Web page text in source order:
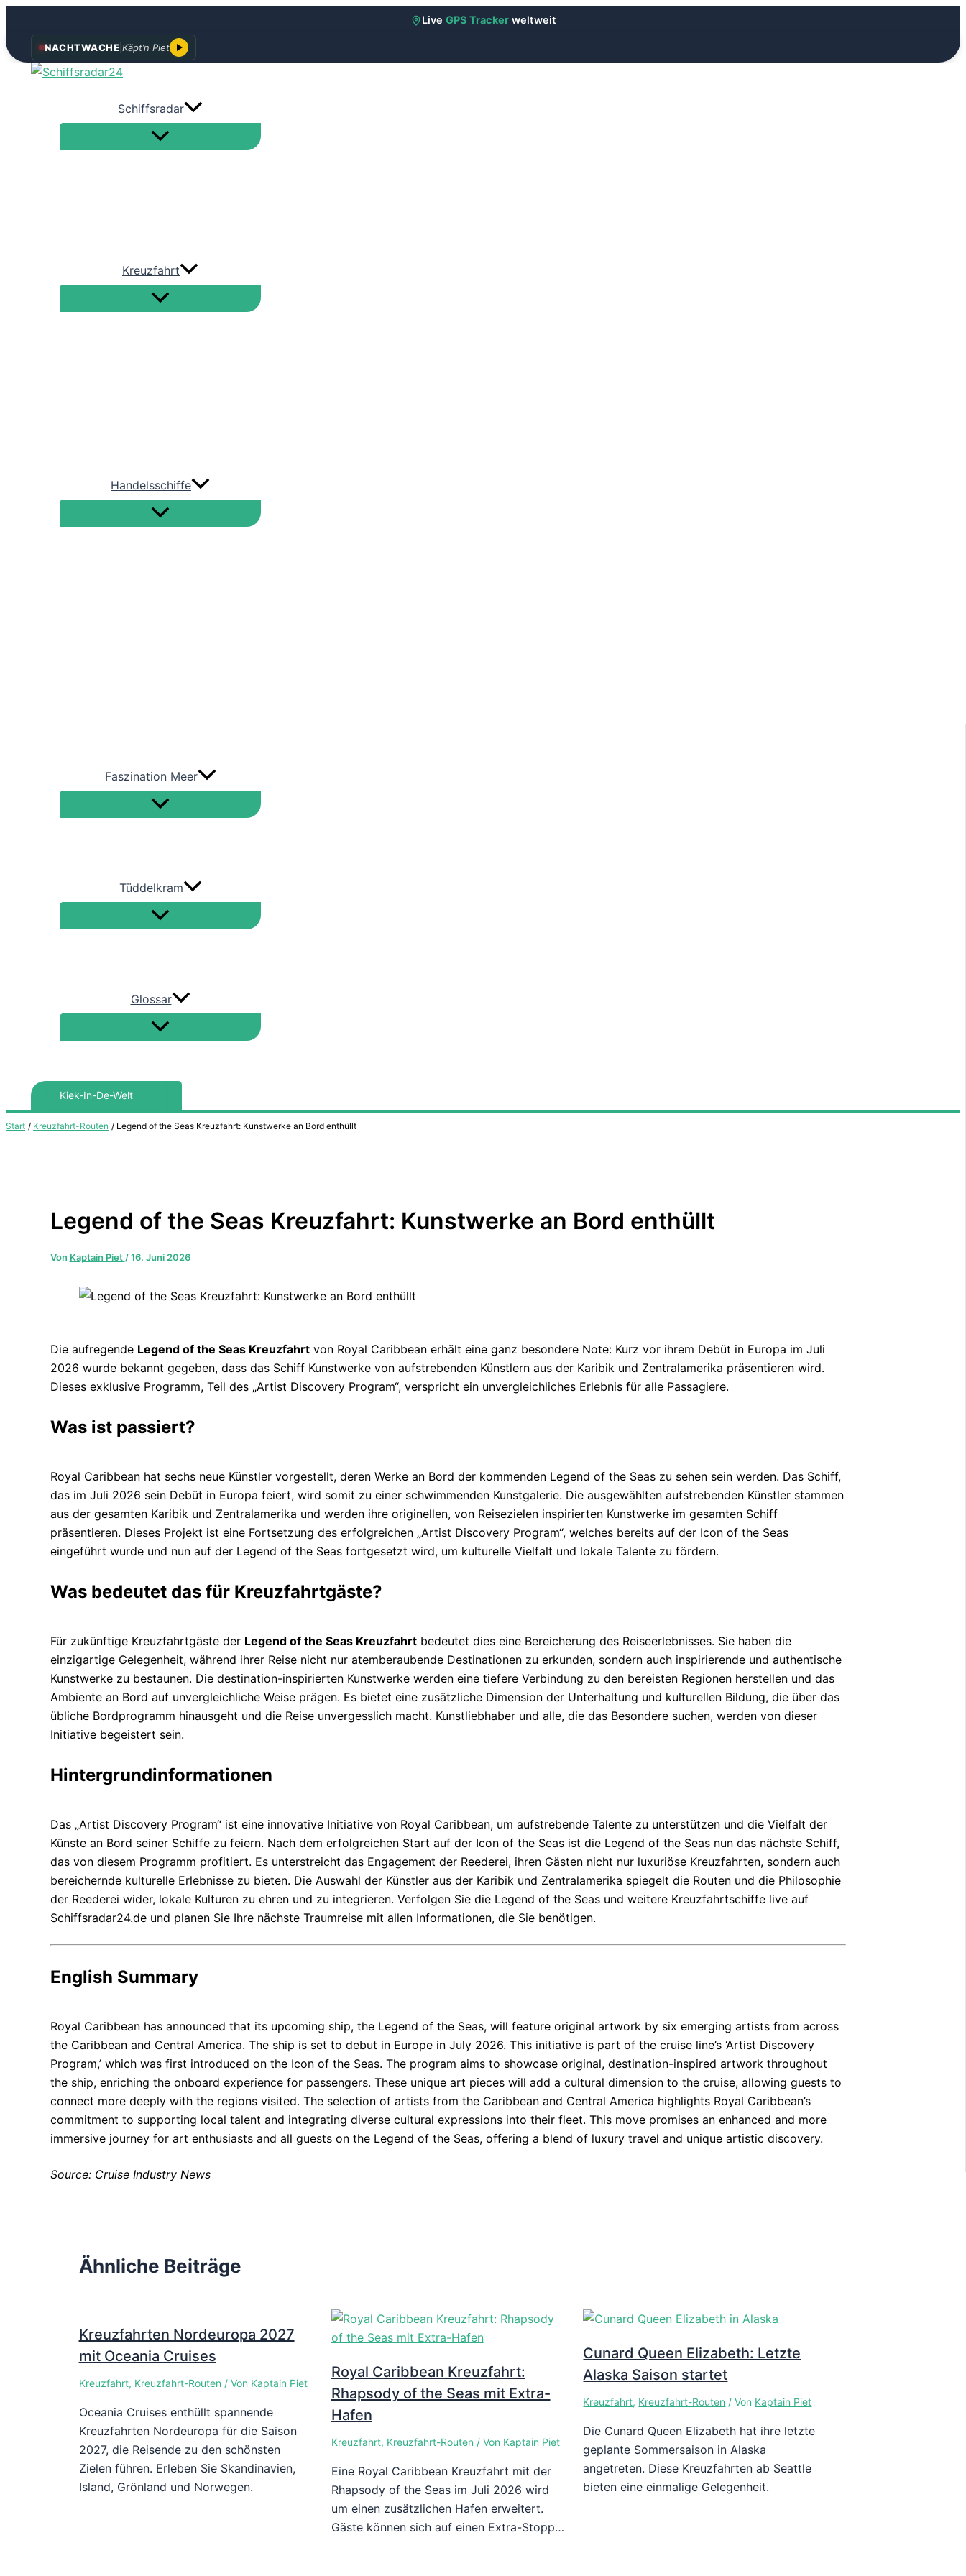
Live GPS Trackerweltweit
Zum
Inhalt
springen
NACHTWACHE Käpt’n Piet
Schiffsradar
Kreuzfahrt
Handelsschiffe
Faszination Meer
Tüddelkram
Glossar
Start Kreuzfahrt-Routen Legend of the Seas Kreuzfahrt: Kunstwerke an Bord enthüllt
Legend of the Seas Kreuzfahrt: Kunstwerke an Bord enthüllt
Von Kaptain Piet /16. Juni 2026
Die aufregende Legend of the Seas Kreuzfahrtvon Royal Caribbean erhält eine ganz besondere Note: Kurz vor ihrem Debüt in Europa im Juli
2026 wurde bekannt gegeben, dass das Schiff Kunstwerke von aufstrebenden Künstlern aus der Karibik und Zentralamerika präsentieren wird.
Dieses exklusive Programm, Teil des „Artist Discovery Program“, verspricht ein unvergleichliches Erlebnis für alle Passagiere.
Was ist passiert?
Royal Caribbean hat sechs neue Künstler vorgestellt, deren Werke an Bord der kommenden Legend of the Seas zu sehen sein werden. Das Schiff,
das im Juli 2026 sein Debüt in Europa feiert, wird somit zu einer schwimmenden Kunstgalerie. Die ausgewählten aufstrebenden Künstler stammen
aus der gesamten Karibik und Zentralamerika und werden ihre originellen, von Reisezielen inspirierten Kunstwerke im gesamten Schiff
präsentieren. Dieses Projekt ist eine Fortsetzung des erfolgreichen „Artist Discovery Program“, welches bereits auf der Icon of the Seas
eingeführt wurde und nun auf der Legend of the Seas fortgesetzt wird, um kulturelle Vielfalt und lokale Talente zu fördern.
Was bedeutet das für Kreuzfahrtgäste?
Für zukünftige Kreuzfahrtgäste der Legend of the Seas Kreuzfahrtbedeutet dies eine Bereicherung des Reiseerlebnisses. Sie haben die
einzigartige Gelegenheit, während ihrer Reise nicht nur atemberaubende Destinationen zu erkunden, sondern auch inspirierende und authentische
Kunstwerke zu bestaunen. Die destination-inspirierten Kunstwerke werden eine tiefere Verbindung zu den bereisten Regionen herstellen und das
Ambiente an Bord auf unvergleichliche Weise prägen. Es bietet eine zusätzliche Dimension der Unterhaltung und kulturellen Bildung, die über das
übliche Bordprogramm hinausgeht und die Reise unvergesslich macht. Kunstliebhaber und alle, die das Besondere suchen, werden von dieser
Initiative begeistert sein.
Hintergrundinformationen
Das „Artist Discovery Program“ ist eine innovative Initiative von Royal Caribbean, um aufstrebende Talente zu unterstützen und die Vielfalt der
Künste an Bord seiner Schiffe zu feiern. Nach dem erfolgreichen Start auf der Icon of the Seas ist die Legend of the Seas nun das nächste Schiff,
das von diesem Programm profitiert. Es unterstreicht das Engagement der Reederei, ihren Gästen nicht nur luxuriöse Kreuzfahrten, sondern auch
bereichernde kulturelle Erlebnisse zu bieten. Die Auswahl der Künstler aus der Karibik und Zentralamerika spiegelt die Routen und die Philosophie
der Reederei wider, lokale Kulturen zu ehren und zu integrieren. Verfolgen Sie die Legend of the Seas und weitere Kreuzfahrtschiffe live auf
Schiffsradar24.de und planen Sie Ihre nächste Traumreise mit allen Informationen, die Sie benötigen.
English Summary
Royal Caribbean has announced that its upcoming ship, the Legend of the Seas, will feature original artwork by six emerging artists from across
the Caribbean and Central America. The ship is set to debut in Europe in July 2026. This initiative is part of the cruise line’s ‘Artist Discovery
Program,’ which was first introduced on the Icon of the Seas. The program aims to showcase original, destination-inspired artwork throughout
the ship, enriching the onboard experience for passengers. These unique art pieces will add a cultural dimension to the cruise, allowing guests to
connect more deeply with the regions visited. The selection of artists from the Caribbean and Central America highlights Royal Caribbean’s
commitment to supporting local talent and integrating diverse cultural expressions into their fleet. This move promises an enhanced and more
immersive journey for art enthusiasts and all guests on the Legend of the Seas, offering a blend of luxury travel and unique artistic discovery.
Source: Cruise Industry News
Ähnliche Beiträge
Kreuzfahrten Nordeuropa 2027
mit Oceania Cruises
Kreuzfahrt, Kreuzfahrt-Routen / Von Kaptain Piet
Oceania Cruises enthüllt spannende
Kreuzfahrten Nordeuropa für die Saison
2027, die Reisende zu den schönsten
Zielen führen. Erleben Sie Skandinavien,
Island, Grönland und Norwegen.
Royal Caribbean Kreuzfahrt:
Rhapsody of the Seas mit Extra-
Hafen
Kreuzfahrt, Kreuzfahrt-Routen / Von Kaptain Piet
Eine Royal Caribbean Kreuzfahrt mit der
Rhapsody of the Seas im Juli 2026 wird
um einen zusätzlichen Hafen erweitert.
Gäste können sich auf einen Extra-Stopp…
Cunard Queen Elizabeth: Letzte
Alaska Saison startet
Kreuzfahrt, Kreuzfahrt-Routen / Von Kaptain Piet
Die Cunard Queen Elizabeth hat ihre letzte
geplante Sommersaison in Alaska
angetreten. Diese Kreuzfahrten ab Seattle
bieten eine einmalige Gelegenheit.